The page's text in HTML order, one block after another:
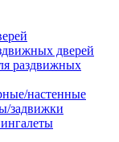
дверей
раздвижных
настенные
задвижки